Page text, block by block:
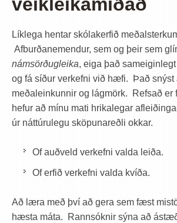
veikleikamiðað
Líklega hentar skólakerfið
Afburðanemendur, sem og þeir sem
námsörðugleika, eiga það
og fá síður verkefni við hæfi. Það snýst
meðaleinkunnir og lágmörk. Refsað er
hefur að mínu mati hrikalegar
úr náttúrulegu sköpunareðli okkar.
Of auðveld verkefni valda leiða.
Of erfið verkefni valda kvíða.
Að læra með því að gera sem fæst
hæsta máta. Rannsóknir sýna að